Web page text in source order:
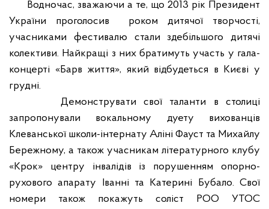
Водночас, зважаючи а те, що 2013 рік Президент
України проголосив роком дитячої творчості,
учасниками фестивалю стали здебільшого дитячі
колективи. Найкращі з них братимуть участь у гала-
концерті «Барв життя», який відбудеться в Києві у
грудні.
Демонструвати свої таланти в столиці
запропонували вокальному дуету вихованців
Клеванської школи-інтернату Аліні Фауст та Михайлу
Бережному, а також учасникам літературного клубу
«Крок» центру інвалідів із порушенням опорно-
рухового апарату Іванні та Катерині Бубало. Свої
номери також покажуть соліст РОО УТОС